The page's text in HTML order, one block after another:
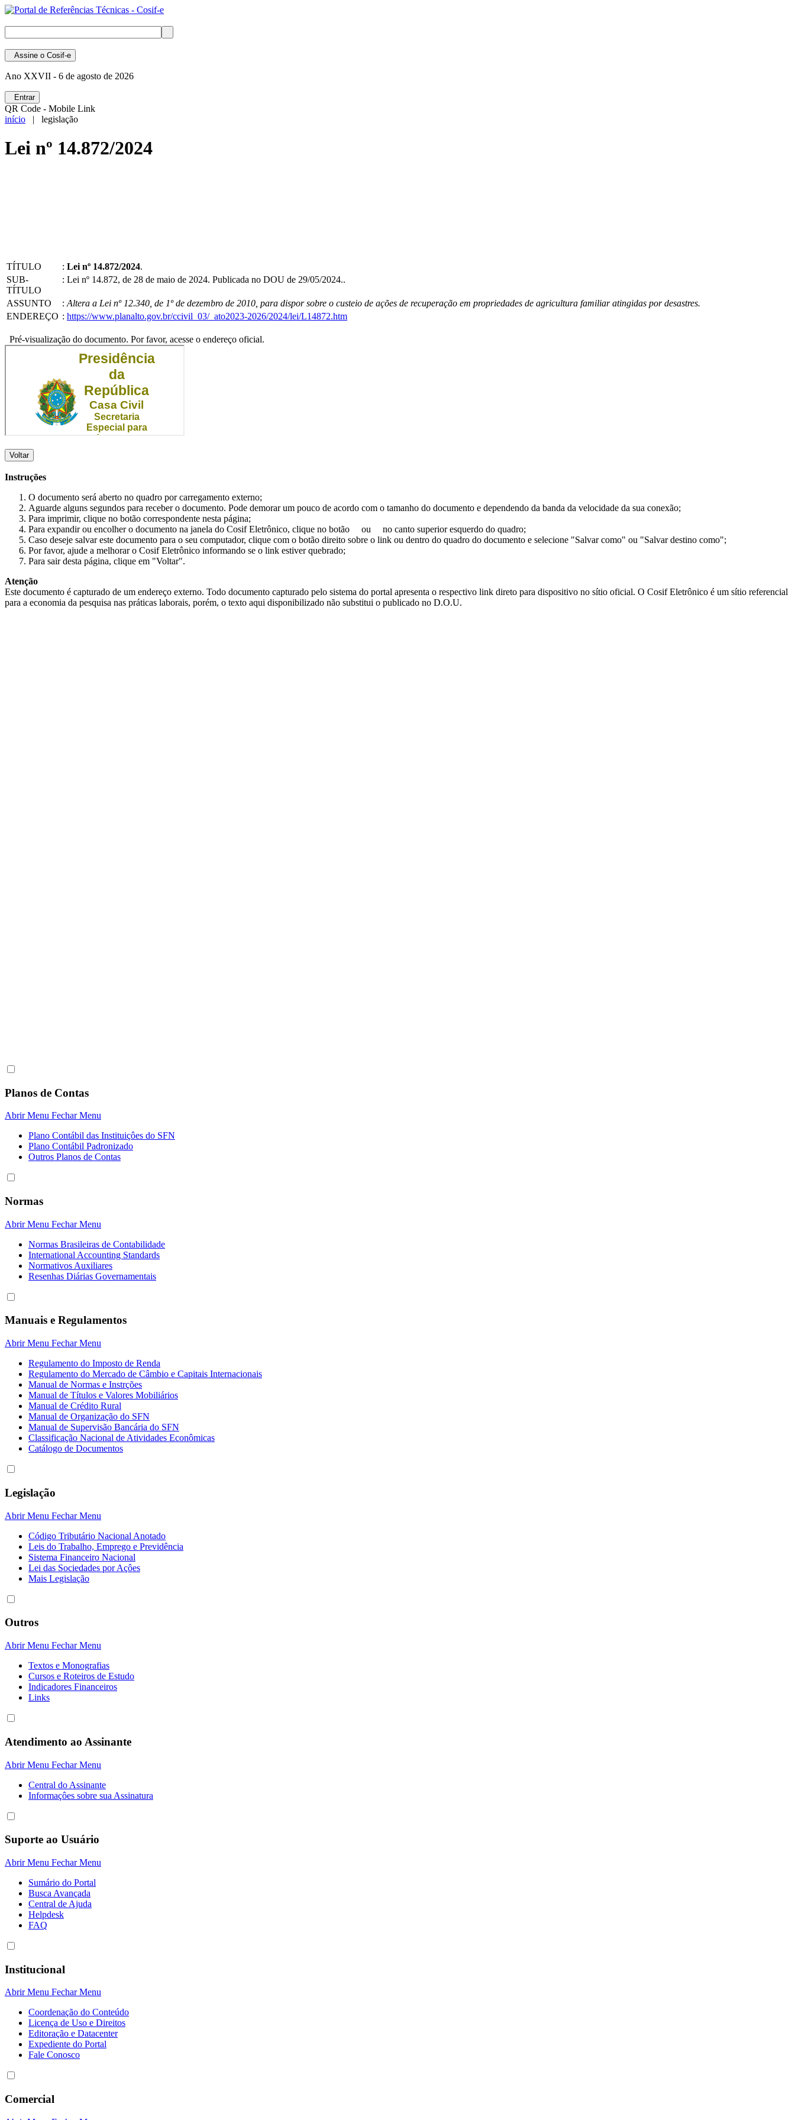
Assine o Cosif-e
Ano XXVII - 6 de agosto de 2026
Entrar
QR Code - Mobile Link
início | legislação
Lei nº 14.872/2024
TÍTULO : Lei nº 14.872/2024.
SUB-
TÍTULO
: Lei nº 14.872, de 28 de maio de 2024. Publicada no DOU de 29/05/2024..
ASSUNTO : Altera a Lei nº 12.340, de 1º de dezembro de 2010, para dispor sobre o custeio de ações de recuperação em propriedades de agricultura familiar atingidas por desastres.
ENDEREÇO : https://www.planalto.gov.br/ccivil_03/_ato2023-2026/2024/lei/L14872.htm
Pré-visualização do documento. Por favor, acesse o endereço oficial.
Voltar
Instruções
O documento será aberto no quadro por carregamento externo;
Aguarde alguns segundos para receber o documento. Pode demorar um pouco de acordo com o tamanho do documento e dependendo da banda da velocidade da sua conexão;
Para imprimir, clique no botão correspondente nesta página;
Para expandir ou encolher o documento na janela do Cosif Eletrônico, clique no botão
ou
no canto superior esquerdo do quadro;
Caso deseje salvar este documento para o seu computador, clique com o botão direito sobre o link ou dentro do quadro do documento e selecione "Salvar como" ou "Salvar destino como";
Por favor, ajude a melhorar o Cosif Eletrônico informando se o link estiver quebrado;
Para sair desta página, clique em "Voltar".
Atenção
Este documento é capturado de um endereço externo. Todo documento capturado pelo sistema do portal apresenta o respectivo link direto para dispositivo no sítio oficial. O Cosif Eletrônico é um sítio referencial
para a economia da pesquisa nas práticas laborais, porém, o texto aqui disponibilizado não substitui o publicado no D.O.U.
Planos de Contas
Abrir Menu Fechar Menu
Plano Contábil das Instituiçôes do SFN
Plano Contábil Padronizado
Outros Planos de Contas
Normas
Abrir Menu Fechar Menu
Normas Brasileiras de Contabilidade
International Accounting Standards
Normativos Auxiliares
Resenhas Diárias Governamentais
Manuais e Regulamentos
Abrir Menu Fechar Menu
Regulamento do Imposto de Renda
Regulamento do Mercado de Câmbio e Capitais Internacionais
Manual de Normas e Instrções
Manual de Títulos e Valores Mobiliários
Manual de Crédito Rural
Manual de Organização do SFN
Manual de Supervisão Bancária do SFN
Classificação Nacional de Atividades Econômicas
Catálogo de Documentos
Legislação
Abrir Menu Fechar Menu
Código Tributário Nacional Anotado
Leis do Trabalho, Emprego e Previdência
Sistema Financeiro Nacional
Lei das Sociedades por Açôes
Mais Legislação
Outros
Abrir Menu Fechar Menu
Textos e Monografias
Cursos e Roteiros de Estudo
Indicadores Financeiros
Links
Atendimento ao Assinante
Abrir Menu Fechar Menu
Central do Assinante
Informaçôes sobre sua Assinatura
Suporte ao Usuário
Abrir Menu Fechar Menu
Sumário do Portal
Busca Avançada
Central de Ajuda
Helpdesk
FAQ
Institucional
Abrir Menu Fechar Menu
Coordenação do Conteúdo
Licença de Uso e Direitos
Editoração e Datacenter
Expediente do Portal
Fale Conosco
Comercial